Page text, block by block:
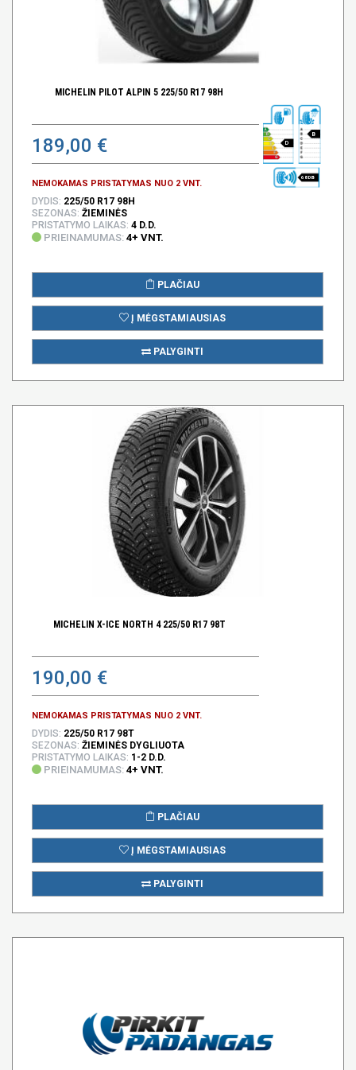
MICHELIN PILOT ALPIN 5 225/50 R17 98H
189,00 €
NEMOKAMAS PRISTATYMAS NUO 2 VNT.
D
B
68 DB
DYDIS: 225/50 R17 98H
SEZONAS: ŽIEMINĖS
PRISTATYMO LAIKAS: 4 D.D.
PRIEINAMUMAS: 4+ VNT.
PLAČIAU
Į MĖGSTAMIAUSIAS
PALYGINTI
MICHELIN X-ICE NORTH 4 225/50 R17 98T
190,00 €
NEMOKAMAS PRISTATYMAS NUO 2 VNT.
DYDIS: 225/50 R17 98T
SEZONAS: ŽIEMINĖS DYGLIUOTA
PRISTATYMO LAIKAS: 1-2 D.D.
PRIEINAMUMAS: 4+ VNT.
PLAČIAU
Į MĖGSTAMIAUSIAS
PALYGINTI